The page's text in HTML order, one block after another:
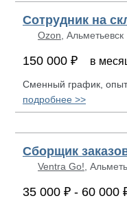
Сотрудник на
Ozon , Альметьевск
150 000 ₽ в
Сменный график,
подробнее >>
Сборщик
Ventra Go! ,
35 000 ₽ - 60 000